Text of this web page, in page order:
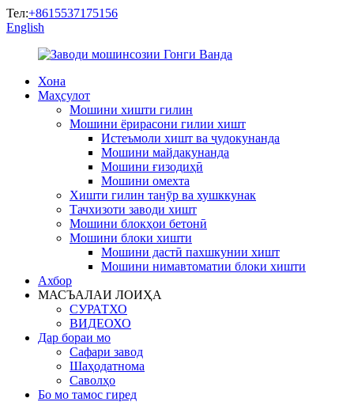
Тел:+8615537175156
English
Хона
Маҳсулот
Мошини хишти гилин
Мошини ёрирасони гилии хишт
Истеъмоли хишт ва ҷудокунанда
Мошини майдакунанда
Мошини ғизодиҳӣ
Мошини омехта
Хишти гилин танӯр ва хушккунак
Тачхизоти заводи хишт
Мошини блокҳои бетонӣ
Мошини блоки хишти
Мошини дастӣ пахшкунии хишт
Мошини нимавтоматии блоки хишти
Ахбор
МАСЪАЛАИ ЛОИҲА
СУРАТХО
ВИДЕОХО
Дар бораи мо
Сафари завод
Шаҳодатнома
Саволҳо
Бо мо тамос гиред